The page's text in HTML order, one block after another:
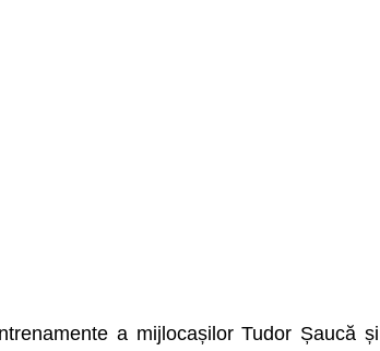
a mijlocașilor Tudor Șaucă și